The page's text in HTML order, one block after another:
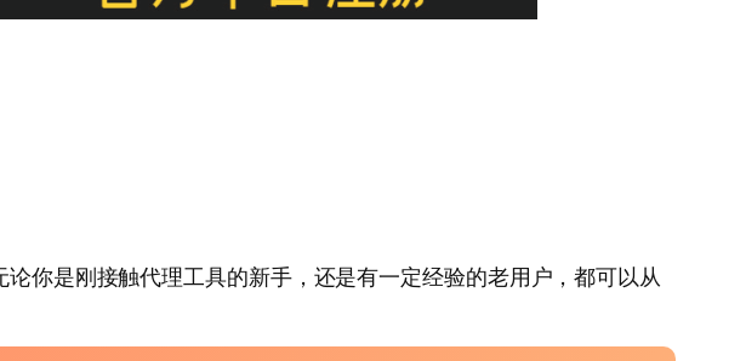
你是刚接触代理工具的新手，还是有一定经验的老用户，都可以从